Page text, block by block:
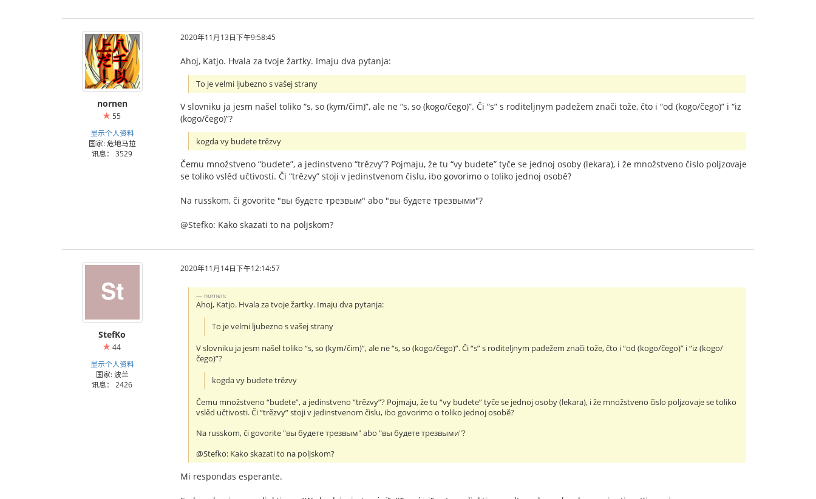
nornen
55
显示个人资料
国家: 危地马拉
讯息： 3529
2020年11月13日下午9:58:45
Ahoj, Katjo. Hvala za tvoje žartky. Imaju dva pytanja:
To je velmi ljubezno s vašej strany
V slovniku ja jesm našel toliko “s, so (kym/čim)”, ale ne “s, so (kogo/čego)”. Či “s” s roditeljnym padežem znači tože, čto i “od (kogo/čego)” i “iz
(kogo/čego)”?
kogda vy budete trězvy
Čemu množstveno “budete”, a jedinstveno “trězvy”? Pojmaju, že tu “vy budete” tyče se jednoj osoby (lekara), i že množstveno čislo poljzovaje
se toliko vslěd učtivosti. Či “trězvy” stoji v jedinstvenom čislu, ibo govorimo o toliko jednoj osobě?
Na russkom, či govorite "вы будете трезвым" abo "вы будете трезвыми"?
@Stefko: Kako skazati to na poljskom?
StefKo
44
显示个人资料
国家: 波兰
讯息： 2426
2020年11月14日下午12:14:57
nornen:
Ahoj, Katjo. Hvala za tvoje žartky. Imaju dva pytanja:
To je velmi ljubezno s vašej strany
V slovniku ja jesm našel toliko “s, so (kym/čim)”, ale ne “s, so (kogo/čego)”. Či “s” s roditeljnym padežem znači tože, čto i “od (kogo/čego)” i “iz (kogo/
čego)”?
kogda vy budete trězvy
Čemu množstveno “budete”, a jedinstveno “trězvy”? Pojmaju, že tu “vy budete” tyče se jednoj osoby (lekara), i že množstveno čislo poljzovaje se toliko
vslěd učtivosti. Či “trězvy” stoji v jedinstvenom čislu, ibo govorimo o toliko jednoj osobě?
Na russkom, či govorite "вы будете трезвым" abo "вы будете трезвыми"?
@Stefko: Kako skazati to na poljskom?
Mi respondas esperante.